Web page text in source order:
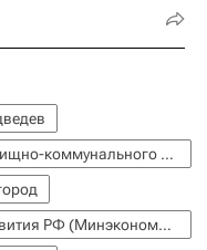
Министерство строительства и жилищно-коммунального хозяйства РФ (Минстрой России)
Министерство экономического развития РФ (Минэкономразвития России)